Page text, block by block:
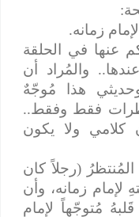
زمانه.
عنها في الحلقة
والمُراد أن
هذا مُوجّهٌ
فقط وفقط..
كلامي ولا يكون
(رجلاً كان
لإمام زمانه، وأن
مُتوجّهاً لإمام